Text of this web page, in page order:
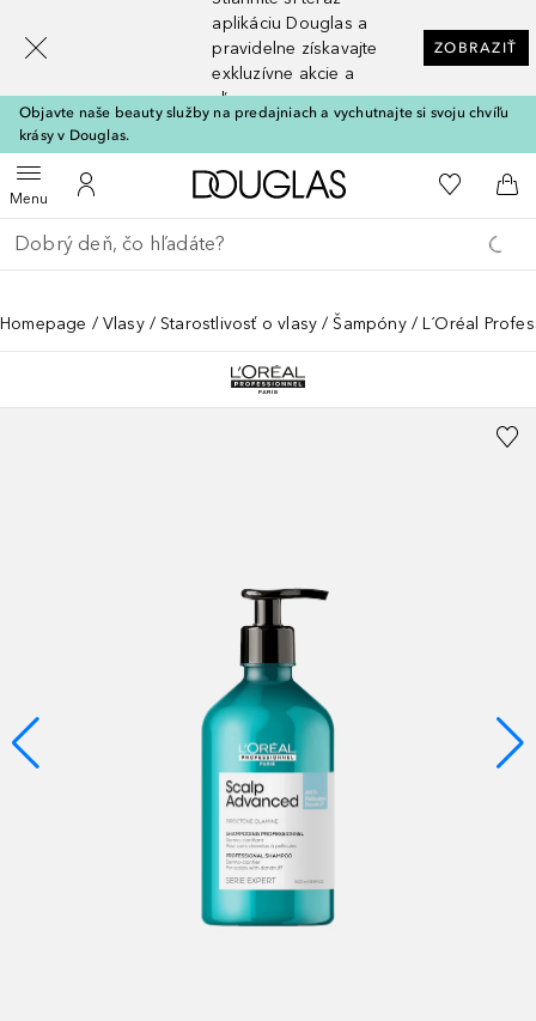
aplikáciu Douglas a
pravidelne získavajte
exkluzívne akcie a
zľavy
ZOBRAZIŤ
Objavte naše beauty služby na predajniach a vychutnajte si svoju chvíľu
krásy v Douglas.
MenuOtvoriť menuDo môjho účtu
Domov Do môjho
Do
Choď späť
Vykonajte vyhľadávanie
Homepage Vlasy Starostlivosť o vlasy Šampóny L´Oréal
[navigation.slideout.screenreader]